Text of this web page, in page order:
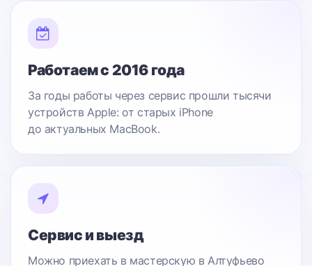
Работаем с 2016 года
За годы работы через сервис прошли тысячи
устройств Apple: от старых iPhone
до актуальных MacBook.
Сервис и выезд
Можно приехать в мастерскую в Алтуфьево